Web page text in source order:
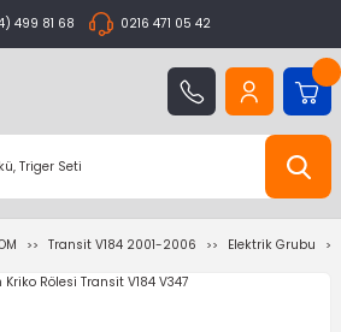
499 81 68 0216 471 05 42
Transit V184 2001-2006 Elektrik Grubu